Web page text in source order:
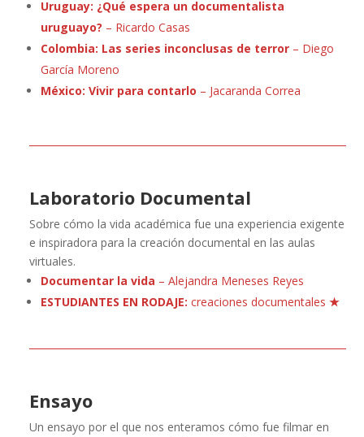
Uruguay: ¿Qué espera un documentalista
uruguayo? – Ricardo Casas
Colombia: Las series inconclusas de terror – Diego
García Moreno
México: Vivir para contarlo – Jacaranda Correa
Laboratorio Documental
Sobre cómo la vida académica fue una experiencia exigente
e inspiradora para la creación documental en las aulas
virtuales.
Documentar la vida – Alejandra Meneses Reyes
ESTUDIANTES EN RODAJE: creaciones documentales★
Ensayo
Un ensayo por el que nos enteramos cómo fue filmar en